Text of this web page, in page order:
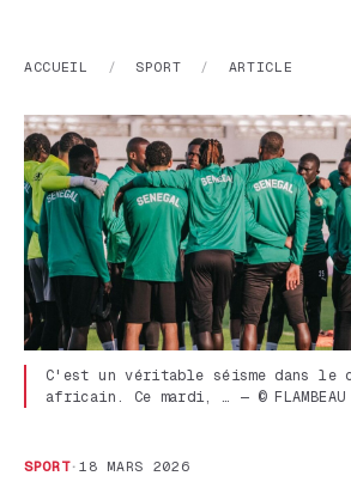
ACCUEIL / SPORT / ARTICLE
C'est un véritable séisme dans
africain. Ce mardi, … — © FLAMBEAU
SPORT·18 MARS 2026